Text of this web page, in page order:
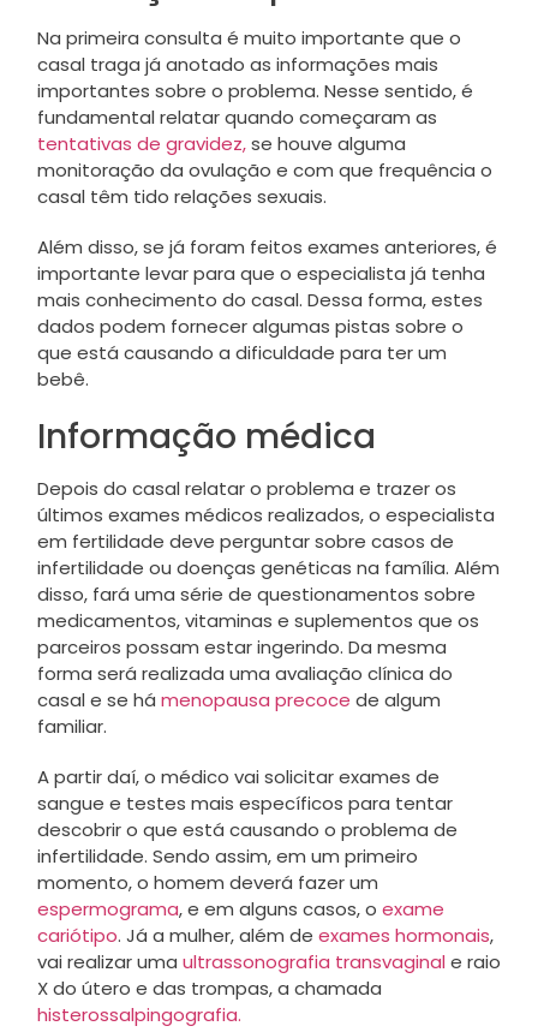
Na primeira consulta é muito importante que o
casal traga já anotado as informações mais
importantes sobre o problema. Nesse sentido, é
fundamental relatar quando começaram as
tentativas de gravidez,se houve alguma
monitoração da ovulação e com que frequência o
casal têm tido relações sexuais.
Além disso, se já foram feitos exames anteriores, é
importante levar para que o especialista já tenha
mais conhecimento do casal. Dessa forma, estes
dados podem fornecer algumas pistas sobre o
que está causando a dificuldade para ter um
bebê.
Informação médica
Depois do casal relatar o problema e trazer os
últimos exames médicos realizados, o especialista
em fertilidade deve perguntar sobre casos de
infertilidade ou doenças genéticas na família. Além
disso, fará uma série de questionamentos sobre
medicamentos, vitaminas e suplementos que os
parceiros possam estar ingerindo. Da mesma
forma será realizada uma avaliação clínica do
casal e se há menopausa precoce de algum
familiar.
A partir daí, o médico vai solicitar exames de
sangue e testes mais específicos para tentar
descobrir o que está causando o problema de
infertilidade. Sendo assim, em um primeiro
momento, o homem deverá fazer um
espermograma, e em alguns casos, o exame
cariótipo. Já a mulher, além de exames hormonais,
vai realizar uma ultrassonografia transvaginal e raio
X do útero e das trompas, a chamada
histerossalpingografia.